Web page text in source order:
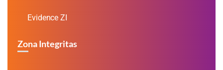
Evidence ZI
Zona Integritas